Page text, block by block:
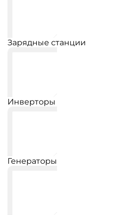
Зарядные станции
Инверторы
Генераторы